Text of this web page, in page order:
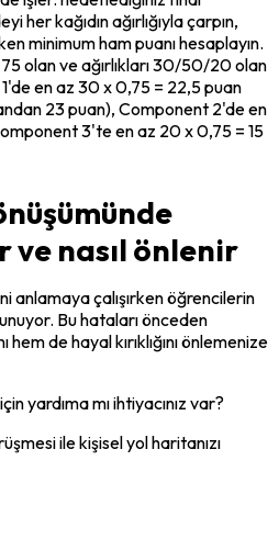
her kağıdın ağırlığıyla çarpın,
minimum ham puanı hesaplayın.
olan ve ağırlıkları 30/50/20 olan
en az 30 x 0,75 = 22,5 puan
23 puan), Component 2'de en
3'te en az 20 x 0,75 = 15
ve nasıl önlenir
anlamaya çalışırken öğrencilerin
Bu hataları önceden
de hayal kırıklığını önlemenize
yardıma mı ihtiyacınız var?
ile kişisel yol haritanızı